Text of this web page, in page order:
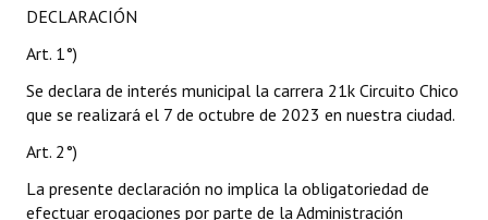
DECLARACIÓN
Art. 1°)
Se declara de interés municipal la carrera 21k Circuito Chico
que se realizará el 7 de octubre de 2023 en nuestra ciudad.
Art. 2°)
La presente declaración no implica la obligatoriedad de
efectuar erogaciones por parte de la Administración